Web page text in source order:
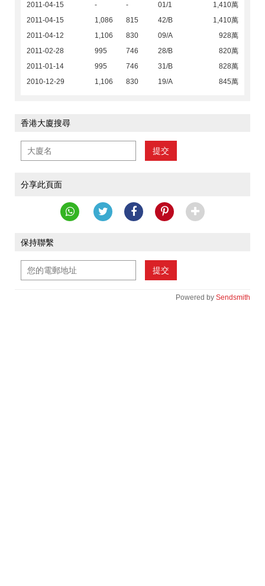
2011-04-15
- - 01/1
1,410萬
2011-04-15
1,086 815 42/B
1,410萬
2011-04-12
1,106 830 09/A
928萬
2011-02-28
995 746 28/B
820萬
2011-01-14
995 746 31/B
828萬
2010-12-29
1,106 830 19/A 845萬
香港大廈搜尋
提交
分享此頁面
保持聯繫
提交
Powered by Sendsmith